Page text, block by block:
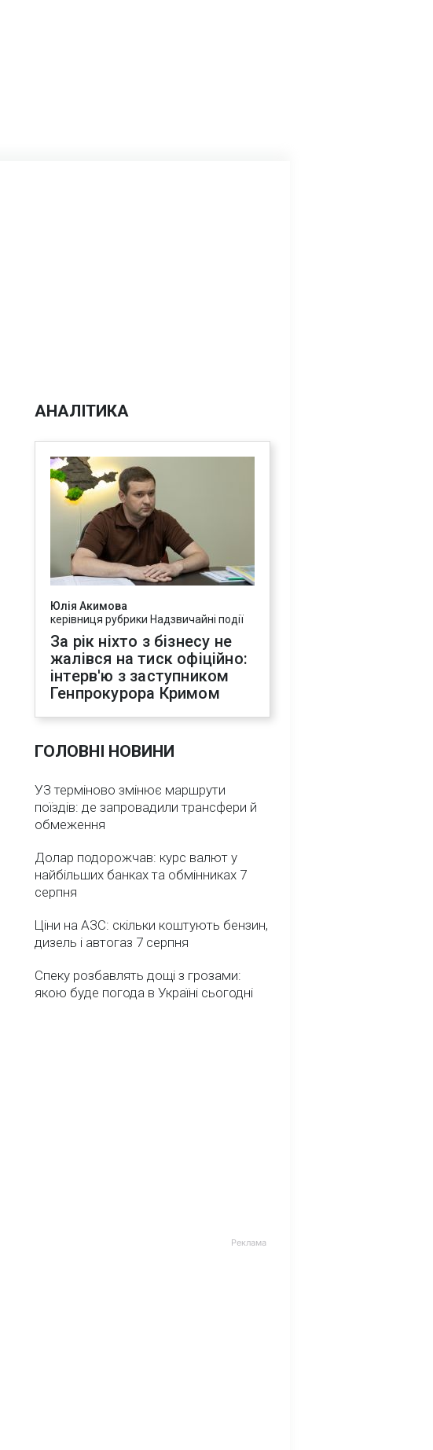
АНАЛІТИКА
Юлія Акимова
керівниця рубрики Надзвичайні події
За рік ніхто з бізнесу не
жалівся на тиск офіційно:
інтерв'ю з заступником
Генпрокурора Кримом
ГОЛОВНІ НОВИНИ
УЗ терміново змінює маршрути
поїздів: де запровадили трансфери й
обмеження
Долар подорожчав: курс валют у
найбільших банках та обмінниках 7
серпня
Ціни на АЗС: скільки коштують бензин,
дизель і автогаз 7 серпня
Спеку розбавлять дощі з грозами:
якою буде погода в Україні сьогодні